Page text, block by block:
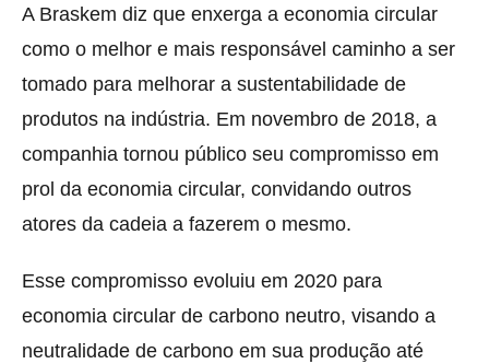
A Braskem diz que enxerga a economia circular
como o melhor e mais responsável caminho a ser
tomado para melhorar a sustentabilidade de
produtos na indústria. Em novembro de 2018, a
companhia tornou público seu compromisso em
prol da economia circular, convidando outros
atores da cadeia a fazerem o mesmo.
Esse compromisso evoluiu em 2020 para
economia circular de carbono neutro, visando a
neutralidade de carbono em sua produção até